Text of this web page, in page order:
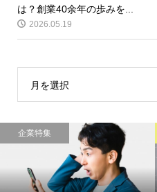
は？創業40余年の歩みを...
2026.05.19
月を選択
企業特集